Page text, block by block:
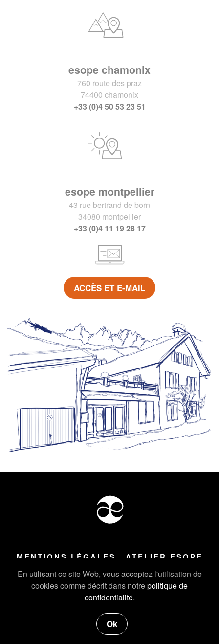
En utilisant ce site Web, vous acceptez l'utilisation de
cookies comme décrit dans notrepolitique de
confidentialité.
Ok
esope chamonix
760 route des praz
74400 chamonix
+33 (0)4 50 53 23 51
esope montpellier
43 rue bertrand de born
34080 montpellier
+33 (0)4 11 19 28 17
ACCÈS ET E-MAIL
MENTIONS LÉGALES ATELIER ESOPE